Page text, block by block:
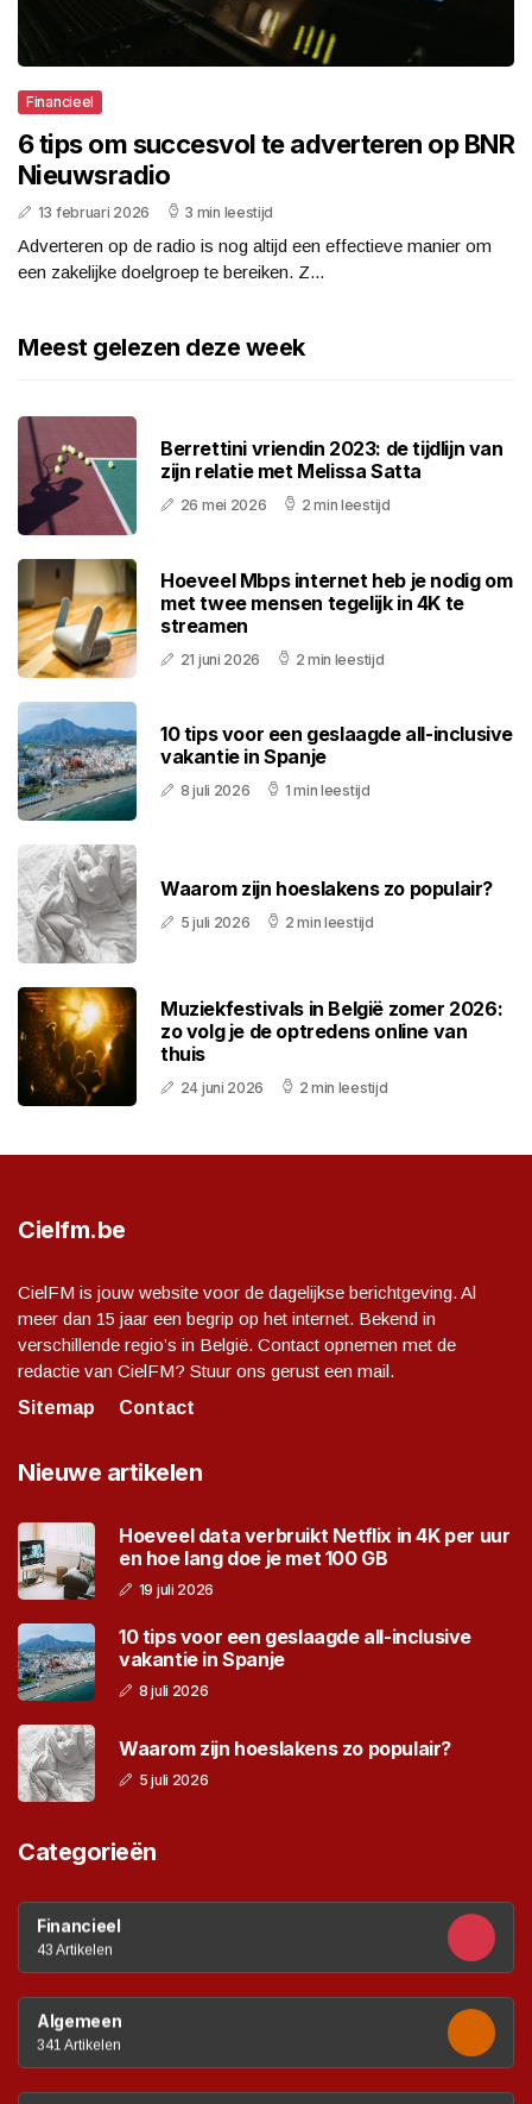
Financieel
6 tips om succesvol te adverteren op BNR
Nieuwsradio
13 februari 2026 3 min leestijd
Adverteren op de radio is nog altijd een effectieve manier om
een zakelijke doelgroep te bereiken. Z...
Meest gelezen deze week
Berrettini vriendin 2023: de tijdlijn van
zijn relatie met Melissa Satta
26 mei 2026 2 min leestijd
Hoeveel Mbps internet heb je nodig om
met twee mensen tegelijk in 4K te
streamen
21 juni 2026 2 min leestijd
10 tips voor een geslaagde all-inclusive
vakantie in Spanje
8 juli 2026 1 min leestijd
Waarom zijn hoeslakens zo populair?
5 juli 2026 2 min leestijd
Muziekfestivals in België zomer 2026:
zo volg je de optredens online van
thuis
24 juni 2026 2 min leestijd
Cielfm.be
CielFM is jouw website voor de dagelijkse berichtgeving. Al
meer dan 15 jaar een begrip op het internet. Bekend in
verschillende regio’s in België. Contact opnemen met de
redactie van CielFM? Stuur ons gerust een mail.
Sitemap
Contact
Nieuwe artikelen
Hoeveel data verbruikt Netflix in 4K per uur
en hoe lang doe je met 100 GB
19 juli 2026
10 tips voor een geslaagde all-inclusive
vakantie in Spanje
8 juli 2026
Waarom zijn hoeslakens zo populair?
5 juli 2026
Categorieën
Financieel
43 Artikelen
Algemeen
341 Artikelen